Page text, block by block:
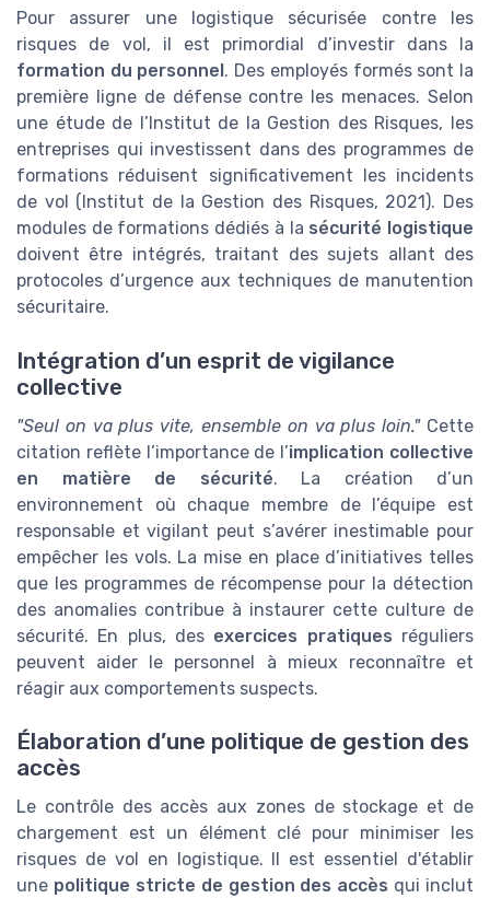
Pour assurer une logistique sécurisée contre les
risques de vol, il est primordial d’investir dans la
formation du personnel . Des employés formés sont la
première ligne de défense contre les menaces. Selon
une étude de l’Institut de la Gestion des Risques, les
entreprises qui investissent dans des programmes de
formations réduisent significativement les incidents
de vol (Institut de la Gestion des Risques, 2021). Des
modules de formations dédiés à la sécurité logistique
doivent être intégrés, traitant des sujets allant des
protocoles d’urgence aux techniques de manutention
sécuritaire.
Intégration d’un esprit de vigilance
collective
"Seul on va plus vite, ensemble on va plus loin."Cette
citation reflète l’importance de l’implication collective
en matière de sécurité. La création d’un
environnement où chaque membre de l’équipe est
responsable et vigilant peut s’avérer inestimable pour
empêcher les vols. La mise en place d’initiatives telles
que les programmes de récompense pour la détection
des anomalies contribue à instaurer cette culture de
sécurité. En plus, des exercices pratiques réguliers
peuvent aider le personnel à mieux reconnaître et
réagir aux comportements suspects.
Élaboration d’une politique de gestion des
accès
Le contrôle des accès aux zones de stockage et de
chargement est un élément clé pour minimiser les
risques de vol en logistique. Il est essentiel d'établir
une politique stricte de gestion des accès qui inclut